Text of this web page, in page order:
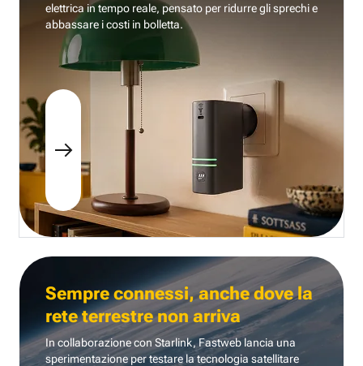
elettrica in tempo reale, pensato per ridurre gli sprechi e
abbassare i costi in bolletta.
Sempre connessi, anche dove la
rete terrestre non arriva
In collaborazione con Starlink, Fastweb lancia una
sperimentazione per testare la tecnologia satellitare